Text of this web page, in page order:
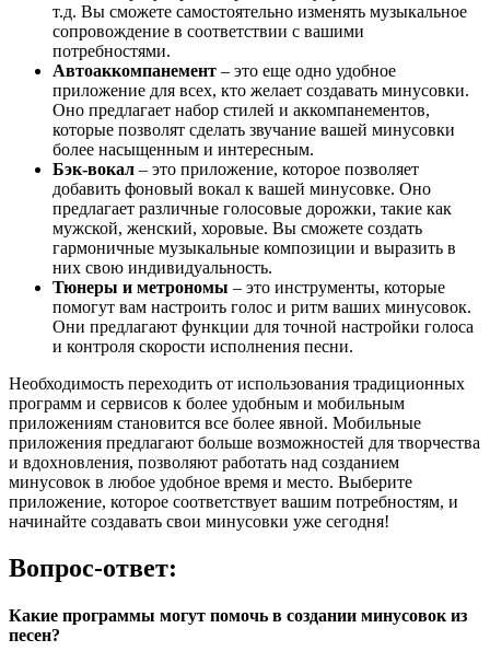
т.д. Вы сможете самостоятельно изменять музыкальное
сопровождение в соответствии с вашими
потребностями.
Автоаккомпанемент – это еще одно удобное
приложение для всех, кто желает создавать минусовки.
Оно предлагает набор стилей и аккомпанементов,
которые позволят сделать звучание вашей минусовки
более насыщенным и интересным.
Бэк-вокал – это приложение, которое позволяет
добавить фоновый вокал к вашей минусовке. Оно
предлагает различные голосовые дорожки, такие как
мужской, женский, хоровые. Вы сможете создать
гармоничные музыкальные композиции и выразить в
них свою индивидуальность.
Тюнеры и метрономы – это инструменты, которые
помогут вам настроить голос и ритм ваших минусовок.
Они предлагают функции для точной настройки голоса
и контроля скорости исполнения песни.
Необходимость переходить от использования традиционных
программ и сервисов к более удобным и мобильным
приложениям становится все более явной. Мобильные
приложения предлагают больше возможностей для творчества
и вдохновления, позволяют работать над созданием
минусовок в любое удобное время и место. Выберите
приложение, которое соответствует вашим потребностям, и
начинайте создавать свои минусовки уже сегодня!
Вопрос-ответ:
Какие программы могут помочь в создании минусовок из
песен?